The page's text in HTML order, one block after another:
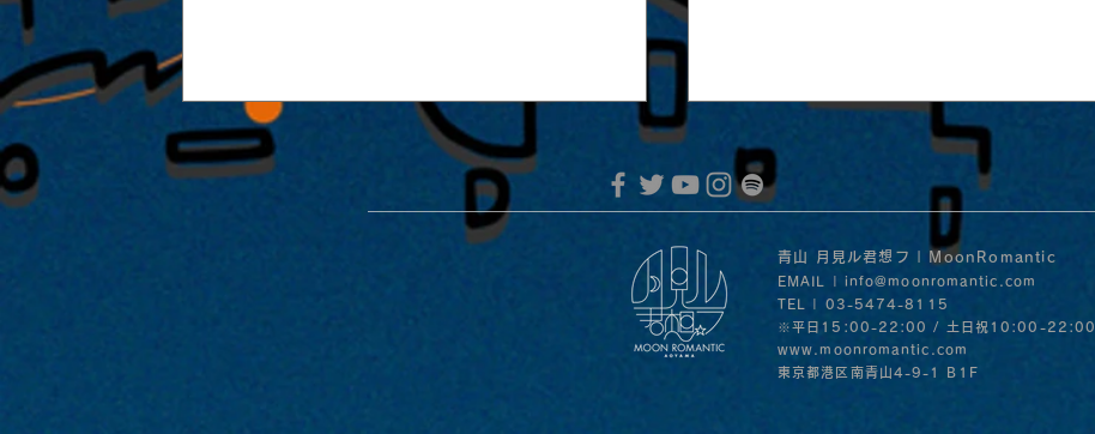
青山 月見ル君想フ | MoonRomantic
EMAIL |
info@moonromantic.com
TEL | 03-5474-8115
※平日15:00-22:00 / 土日祝10:00-22:00
www.moonromantic.com
​東京都港区南青山4-9-1 B1F